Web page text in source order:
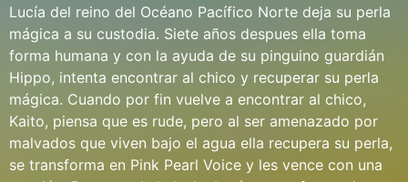
Lucía del reino del Océano Pacífico Norte deja su perla
mágica a su custodia. Siete años despues ella toma
forma humana y con la ayuda de su pinguino guardián
Hippo, intenta encontrar al chico y recuperar su perla
mágica. Cuando por fin vuelve a encontrar al chico,
Kaito, piensa que es rude, pero al ser amenazado por
malvados que viven bajo el agua ella recupera su perla,
se transforma en Pink Pearl Voice y les vence con una